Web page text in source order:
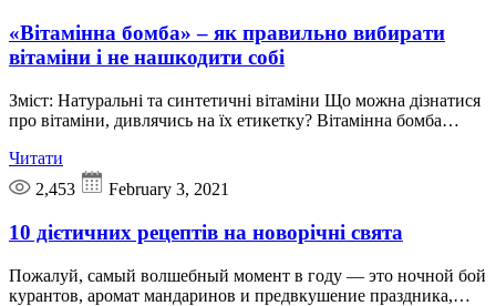
«Вітамінна бомба» – як правильно вибирати
вітаміни і не нашкодити собі
Зміст: Натуральні та синтетичні вітаміни Що можна дізнатися
про вітаміни, дивлячись на їх етикетку? Вітамінна бомба…
Читати
2,453
February 3, 2021
10 дієтичних рецептів на новорічні свята
Пожалуй, самый волшебный момент в году — это ночной бой
курантов, аромат мандаринов и предвкушение праздника,…